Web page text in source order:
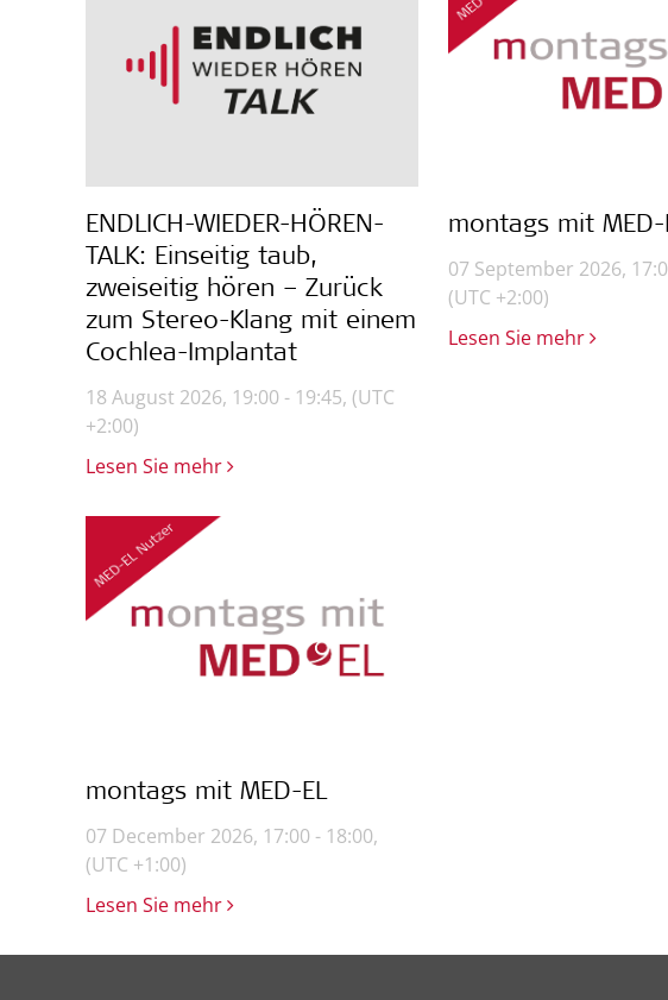
ENDLICH-WIEDER-HÖREN-
TALK: Einseitig taub,
zweiseitig hören – Zurück
zum Stereo-Klang mit einem
Cochlea-Implantat
18 August 2026, 19:00 - 19:45, (UTC
+2:00)
Lesen Sie mehr
montags mit MED-
07 September 2026,
(UTC +2:00)
Lesen Sie mehr
montags mit MED-EL
07 December 2026, 17:00 - 18:00,
(UTC +1:00)
Lesen Sie mehr